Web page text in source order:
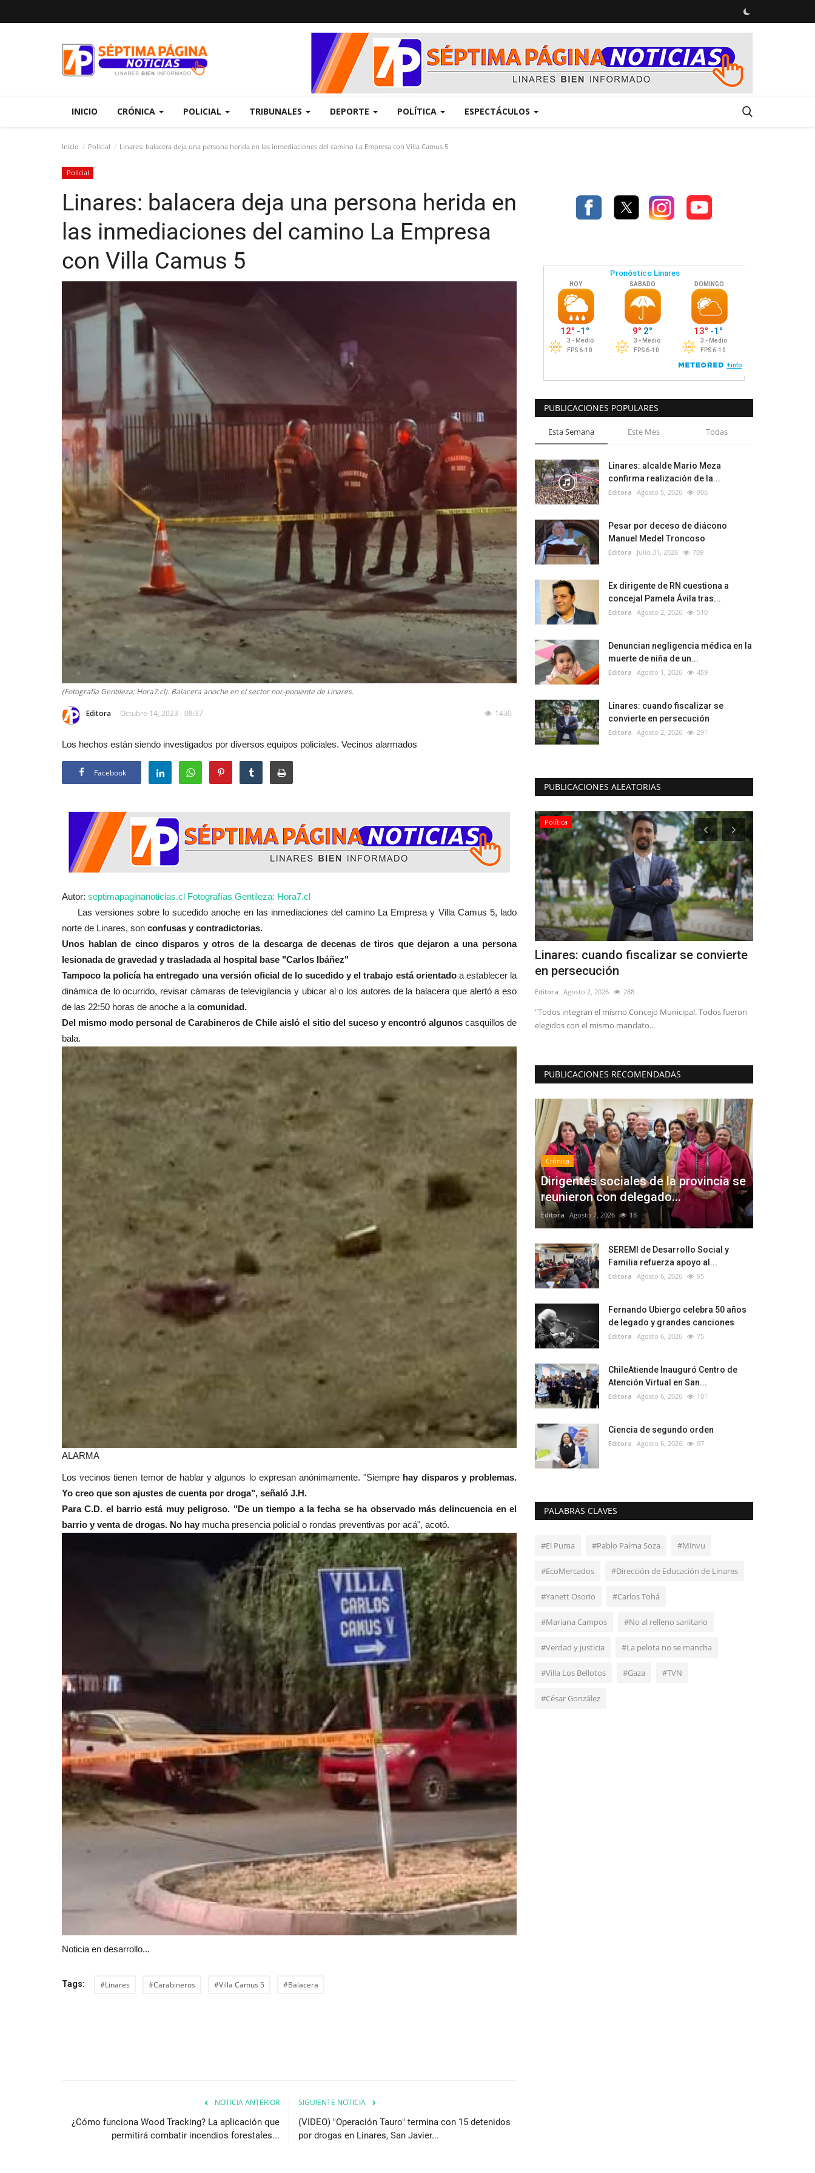
INICIO CRÓNICA POLICIAL TRIBUNALES DEPORTE POLÍTICA ESPECTÁCULOS
Inicio Policial Linares: balacera deja una persona herida en las inmediaciones del camino La Empresa con Villa Camus 5
Policial
Linares: balacera deja una persona herida en
las inmediaciones del camino La Empresa
con Villa Camus 5
(Fotografía Gentileza: Hora7.cl). Balacera anoche en el sector nor-poniente de Linares.
Editora Octubre 14, 2023 - 08:37 1430
Los hechos están siendo investigados por diversos equipos policiales. Vecinos alarmados
Facebook
Autor: septimapaginanoticias.cl Fotografías Gentileza: Hora7.cl
Las versiones sobre lo sucedido anoche en las inmediaciones del camino La Empresa y Villa Camus 5, lado
norte de Linares, son confusas y contradictorias.
Unos hablan de cinco disparos y otros de la descarga de decenas de tiros que dejaron a una persona
lesionada de gravedad y trasladada al hospital base "Carlos Ibáñez"
Tampoco la policía ha entregado una versión oficial de lo sucedido y el trabajo está orientadoa establecer la
dinámica de lo ocurrido, revisar cámaras de televigilancia y ubicar al o los autores de la balacera que alertó a eso
de las 22:50 horas de anoche a la comunidad.
Del mismo modo personal de Carabineros de Chile aisló el sitio del suceso y encontró algunoscasquillos de
bala.
ALARMA
Los vecinos tienen temor de hablar y algunos lo expresan anónimamente. "Siempre hay disparos y problemas.
Yo creo que son ajustes de cuenta por droga", señaló J.H.
Para C.D. el barrio está muy peligroso. "De un tiempo a la fecha se ha observado más delincuencia en el
barrio y venta de drogas. No hay mucha presencia policial o rondas preventivas por acá", acotó.
Noticia en desarrollo...
Tags: #Linares #Carabineros #Villa Camus 5 #Balacera
NOTICIA ANTERIOR
¿Cómo funciona Wood Tracking? La aplicación que
permitirá combatir incendios forestales...
SIGUIENTE NOTICIA
(VIDEO) "Operación Tauro" termina con 15 detenidos
por drogas en Linares, San Javier...
PUBLICACIONES POPULARES
Esta Semana Este Mes Todas
Linares: alcalde Mario Meza
confirma realización de la...
Editora Agosto 5, 2026 906
Pesar por deceso de diácono
Manuel Medel Troncoso
Editora Julio 31, 2026 709
Ex dirigente de RN cuestiona a
concejal Pamela Ávila tras...
Editora Agosto 2, 2026 510
Denuncian negligencia médica en la
muerte de niña de un...
Editora Agosto 1, 2026 459
Linares: cuando fiscalizar se
convierte en persecución
Editora Agosto 2, 2026 291
PUBLICACIONES ALEATORIAS
Política
Diputado por el Maule sur, Cristián
Menchaca desestima...
Editora Julio 30, 2026 361
Reportaje de https://fnmchile.substack.com/ titulado “Más
de 1.000 asesores y $1.300...
Dirigentes sociales de la provincia se
reunieron con delegado...
Editora Agosto 7, 2026 18
distintas comunas participaron...
Política
Linares: cuando fiscalizar se convierte
en persecución
Editora Agosto 2, 2026 288
"Todos integran el mismo Concejo Municipal. Todos fueron
elegidos con el mismo mandato...
PUBLICACIONES RECOMENDADAS
Crónica
Dirigentes sociales de la provincia se
reunieron con delegado...
Editora Agosto 7, 2026 18
SEREMI de Desarrollo Social y
Familia refuerza apoyo al...
Editora Agosto 6, 2026 95
Fernando Ubiergo celebra 50 años
de legado y grandes canciones
Editora Agosto 6, 2026 75
ChileAtiende Inauguró Centro de
Atención Virtual en San...
Editora Agosto 6, 2026 101
Ciencia de segundo orden
Editora Agosto 6, 2026 97
PALABRAS CLAVES
#El Puma #Pablo Palma Soza #Minvu
#EcoMercados #Dirección de Educación de Linares
#Yanett Osorio #Carlos Tohá
#Mariana Campos #No al relleno sanitario
#Verdad y justicia #La pelota no se mancha
#Villa Los Bellotos #Gaza #TVN
#César González